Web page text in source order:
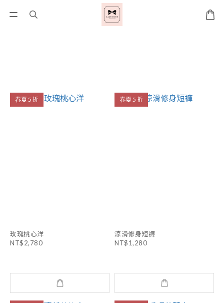
春夏 5 折
玫瑰桃心洋
NT$2,780
春夏 5 折
涼滑修身短褲
NT$1,280